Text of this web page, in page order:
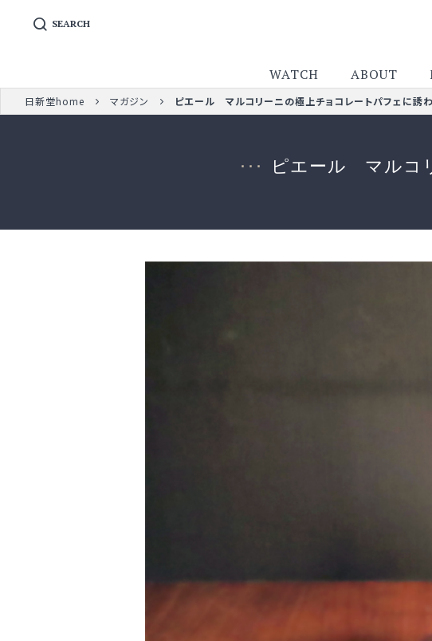
WATCH ABOUT
SEARCH
日新堂home マガジン ピエール マルコリーニの極上チョコレートパフェに誘
ピエール マルコ